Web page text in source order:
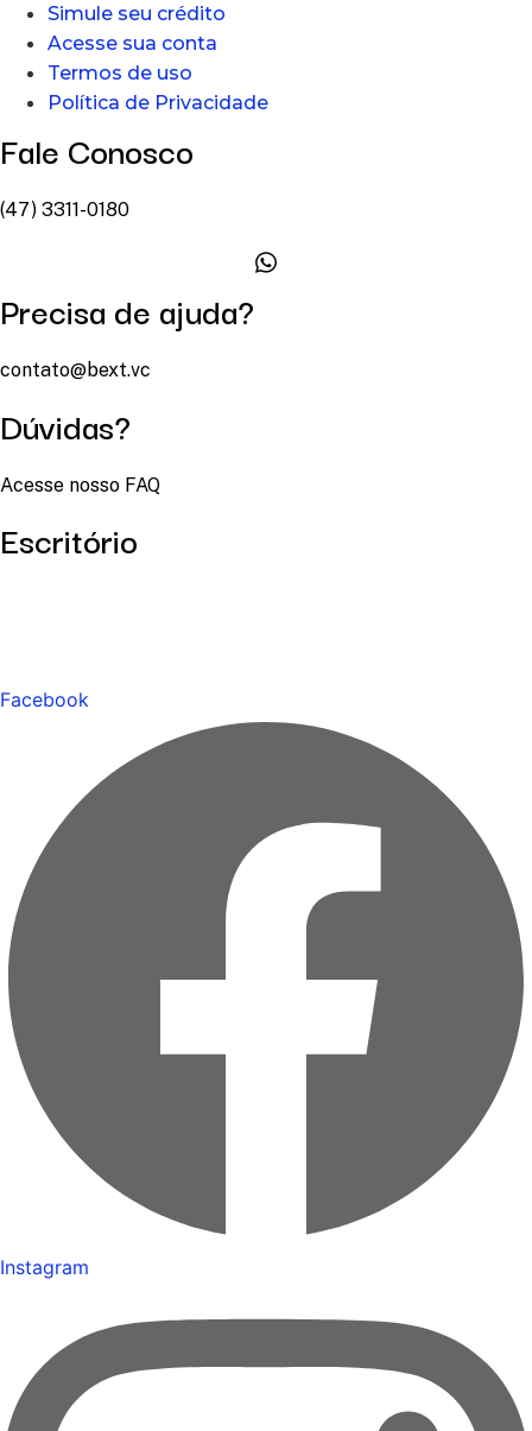
Simule seu crédito
Acesse sua conta
Termos de uso
Política de Privacidade
Fale Conosco
(47) 3311-0180
Precisa de ajuda?
contato@bext.vc
Dúvidas?
Acesse nosso FAQ
Escritório
Facebook
Instagram